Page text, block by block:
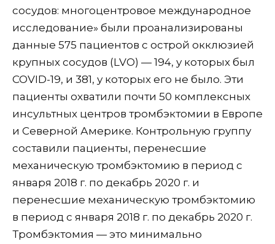
сосудов: многоцентровое международное
исследование» были проанализированы
данные 575 пациентов с острой окклюзией
крупных сосудов (LVO) — 194, у которых был
COVID-19, и 381, у которых его не было. Эти
пациенты охватили почти 50 комплексных
инсультных центров тромбэктомии в Европе
и Северной Америке. Контрольную группу
составили пациенты, перенесшие
механическую тромбэктомию в период с
января 2018 г. по декабрь 2020 г. и
перенесшие механическую тромбэктомию
в период с января 2018 г. по декабрь 2020 г.
Тромбэктомия — это минимально